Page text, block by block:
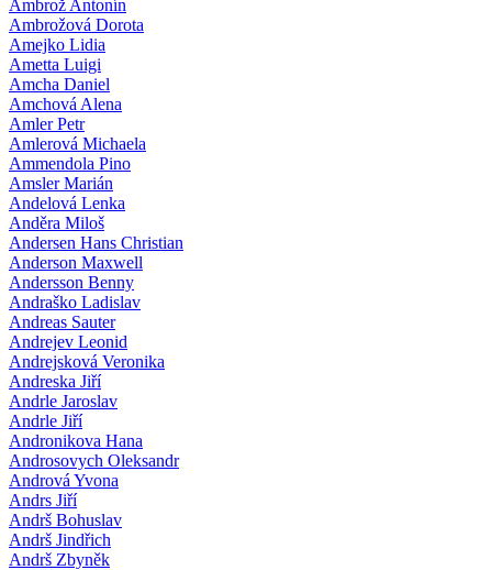
Ambrož Antonín
Ambrožová Dorota
Amejko Lidia
Ametta Luigi
Amcha Daniel
Amchová Alena
Amler Petr
Amlerová Michaela
Ammendola Pino
Amsler Marián
Andelová Lenka
Anděra Miloš
Andersen Hans Christian
Anderson Maxwell
Andersson Benny
Andraško Ladislav
Andreas Sauter
Andrejev Leonid
Andrejsková Veronika
Andreska Jiří
Andrle Jaroslav
Andrle Jiří
Andronikova Hana
Androsovych Oleksandr
Andrová Yvona
Andrs Jiří
Andrš Bohuslav
Andrš Jindřich
Andrš Zbyněk